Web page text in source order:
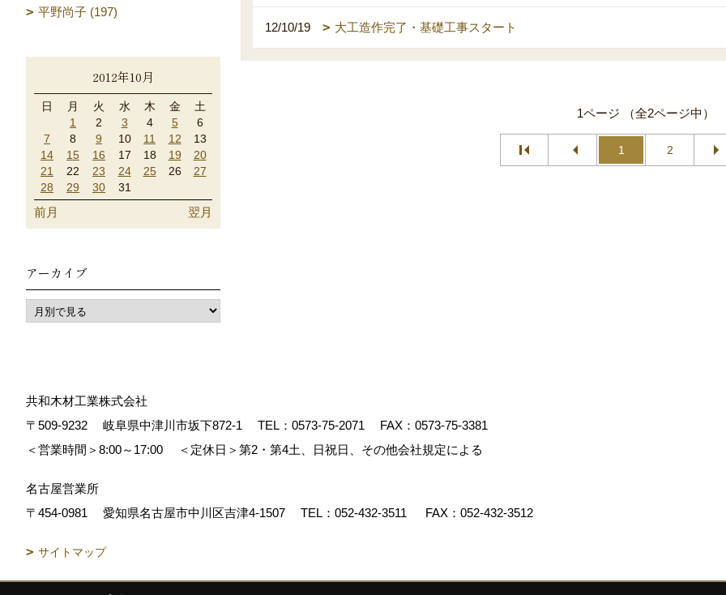
12/10/19 大工造作完了・基礎工事スタート
1ページ （全2ページ中）
1 2
平野尚子 (197)
2012年10月
日 月 火 水 木 金
土
1
2 3 4 5
6
7
8 9 10 11 12
13
14
15 16 17 18 19
20
21
22 23 24 25 26
27
28
29 30 31
前月 翌月
アーカイブ
共和木材工業株式会社
〒509-9232
岐阜県中津川市坂下872‐1 TEL： 0573-75-2071
FAX：0573-75-3381
＜営業時間＞8:00～17:00
＜定休日＞第2・第4土、日祝日、その他会社規定による
名古屋営業所
〒454-0981
愛知県名古屋市中川区吉津4-1507 TEL： 052-432-3511 FAX：052-432-3512
サイトマップ